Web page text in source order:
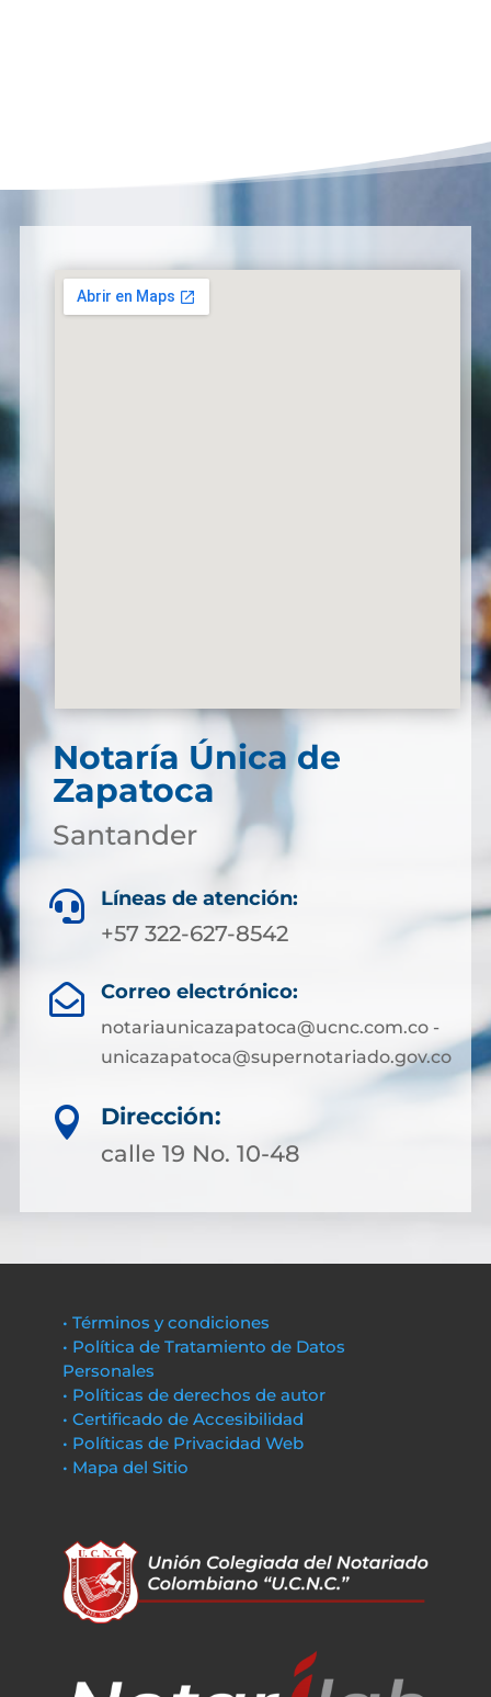
Notaría Única de
Zapatoca
Santander
 Líneas de atención:
+57 322-627-8542
 Correo electrónico:
notariaunicazapatoca@ucnc.com.co -
unicazapatoca@supernotariado.gov.co

Dirección:
calle 19 No. 10-48
• Términos y condiciones
• Política de Tratamiento de Datos
Personales
• Políticas de derechos de autor
• Certificado de Accesibilidad
• Políticas de Privacidad Web
• Mapa del Sitio